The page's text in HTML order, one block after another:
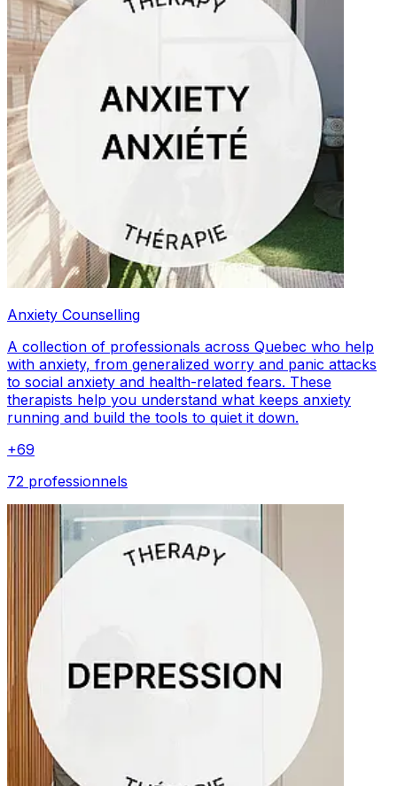
Anxiety Counselling
A collection of professionals across Quebec who help
with anxiety, from generalized worry and panic attacks
to social anxiety and health-related fears. These
therapists help you understand what keeps anxiety
running and build the tools to quiet it down.
+69
72 professionnels